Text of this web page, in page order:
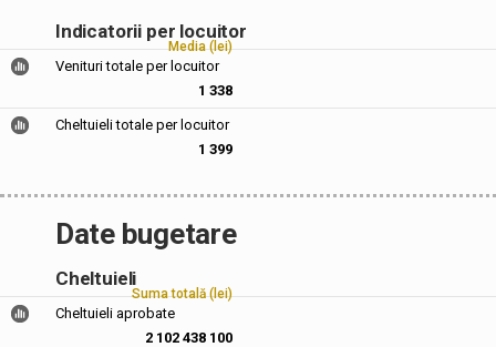
Indicatorii per locuitor
Media (lei)
Venituri totale per locuitor
1 338
Cheltuieli totale per locuitor
1 399
Date bugetare
Cheltuieli
Suma totală (lei)
Cheltuieli aprobate
2 102 438 100